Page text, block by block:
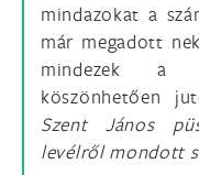
mindazokat a
már megadott
mindezek a
köszönhetően
Szent János
levélről mondott